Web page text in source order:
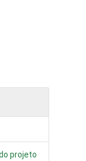
projeto